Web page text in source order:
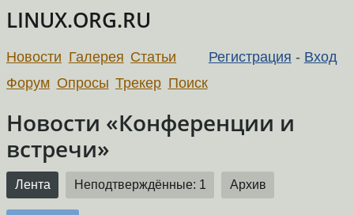
LINUX.ORG.RU
Регистрация - Вход
Новости Галерея Статьи
Форум Опросы Трекер Поиск
Новости «Конференции и
встречи»
Лента Неподтверждённые: 1 Архив